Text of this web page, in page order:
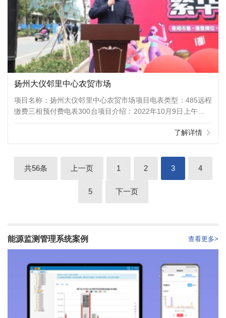
扬州大仪邻里中心农贸市场
项目名称：扬州大仪邻里中心农贸市场项目电表类型：485远程
缴费三相预付费电表300台项目介绍：2022年10月9日上午，大
仪镇举行大仪邻里中心暨农贸市场开业仪式，镇党委书记王祖
林，镇党委副书记、镇长陈睿，仪征市市场监管局副局长缪航，
人，部分农贸市场经营户代表等出席活动。陈睿对大仪邻里中心
暨农贸市场的正式开业表示最诚挚的祝贺，并希望项目方仪征仁
了解详情
共56条 上一页 1 2 3 4
5 下一页
能源监测管理系统案例 查看更多>